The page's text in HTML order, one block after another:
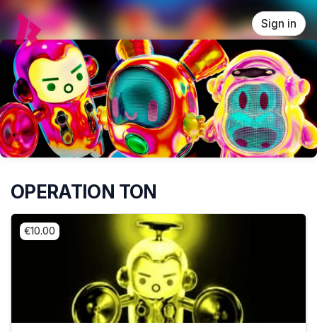
Skip header
Sign in
OPERATION TON
€10.00